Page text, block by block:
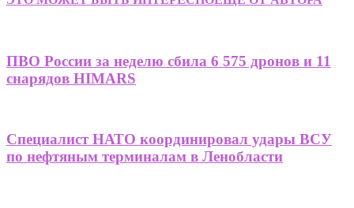
ПВО России за неделю сбила 6 575 дронов и 11
снарядов HIMARS
Специалист НАТО координировал удары ВСУ
по нефтяным терминалам в Ленобласти